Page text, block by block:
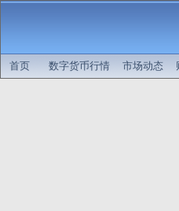
首页 数字货币行情 市场动态